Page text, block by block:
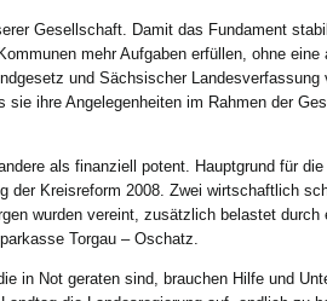
Gesellschaft. Damit das Fundament
mehr Aufgaben erfüllen, ohne eine
und Sächsischer
ihre Angelegenheiten im Rahmen der
als finanziell potent. Hauptgrund für
der Kreisreform 2008. Zwei wirtschaftlich
wurden vereint, zusätzlich belastet
Torgau – Oschatz.
in Not geraten sind, brauchen Hilfe und